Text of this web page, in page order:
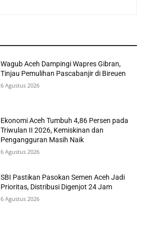
Wagub Aceh Dampingi Wapres Gibran,
Tinjau Pemulihan Pascabanjir di Bireuen
6 Agustus 2026
Ekonomi Aceh Tumbuh 4,86 Persen pada
Triwulan II 2026, Kemiskinan dan
Pengangguran Masih Naik
6 Agustus 2026
SBI Pastikan Pasokan Semen Aceh Jadi
Prioritas, Distribusi Digenjot 24 Jam
6 Agustus 2026